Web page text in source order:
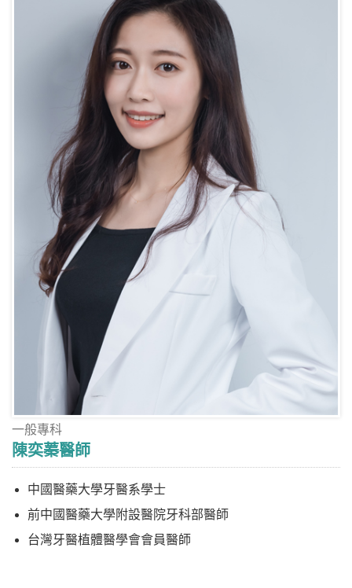
一般專科
陳奕蓁醫師
中國醫藥大學牙醫系學士
前中國醫藥大學附設醫院牙科部醫師
台灣牙醫植體醫學會會員醫師